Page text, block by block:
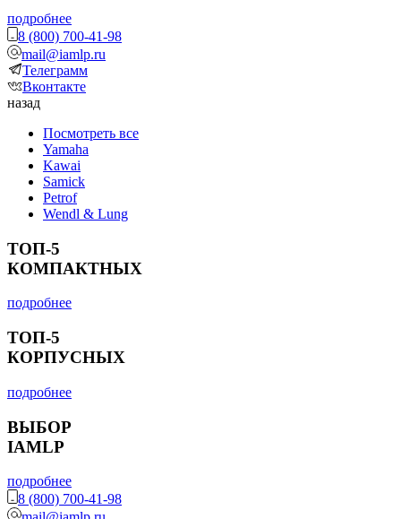
подробнее
8 (800) 700-41-98
mail@iamlp.ru
Телеграмм
Вконтакте
назад
Посмотреть все
Yamaha
Kawai
Samick
Petrof
Wendl & Lung
ТОП-5
КОМПАКТНЫХ
подробнее
ТОП-5
КОРПУСНЫХ
подробнее
ВЫБОР
IAMLP
подробнее
8 (800) 700-41-98